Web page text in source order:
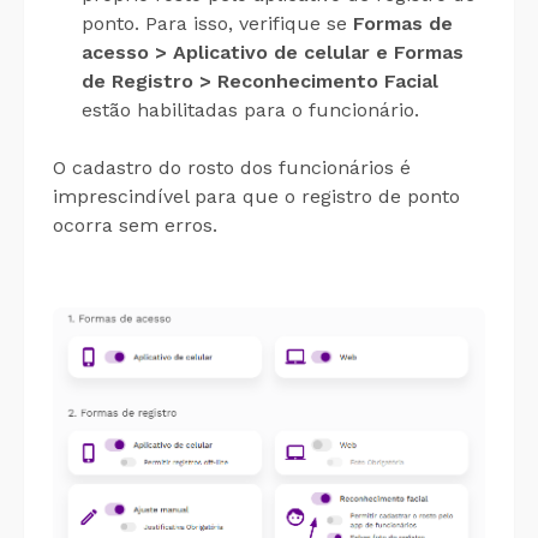
ponto. Para isso, verifique se Formas de
acesso > Aplicativo de celular e Formas
de Registro > Reconhecimento Facial
estão habilitadas para o funcionário.
O cadastro do rosto dos funcionários é
imprescindível para que o registro de ponto
ocorra sem erros.